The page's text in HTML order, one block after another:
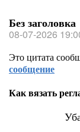
Без заголовка
08-07-2026
Это цитата
сообщение
Как вязать